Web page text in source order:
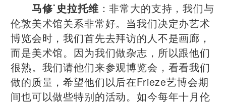
马修˙史拉托维：非常大的支持，我们与
伦敦美术馆关系非常好。当我们决定办艺术
博览会时，我们首先去拜访的人不是画廊，
而是美术馆。因为我们做杂志，所以跟他们
很熟。我们请他们来参观博览会，看看我们
做的质量，希望他们以后在Frieze艺博会期
间也可以做些特别的活动。如今每年十月伦